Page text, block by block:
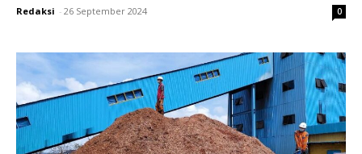
Redaksi - 26 September 2024 0